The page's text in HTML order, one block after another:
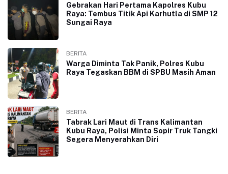
Gebrakan Hari Pertama Kapolres Kubu
Raya: Tembus Titik Api Karhutla di SMP 12
Sungai Raya
BERITA
Warga Diminta Tak Panik, Polres Kubu
Raya Tegaskan BBM di SPBU Masih Aman
BERITA
Tabrak Lari Maut di Trans Kalimantan
Kubu Raya, Polisi Minta Sopir Truk Tangki
Segera Menyerahkan Diri